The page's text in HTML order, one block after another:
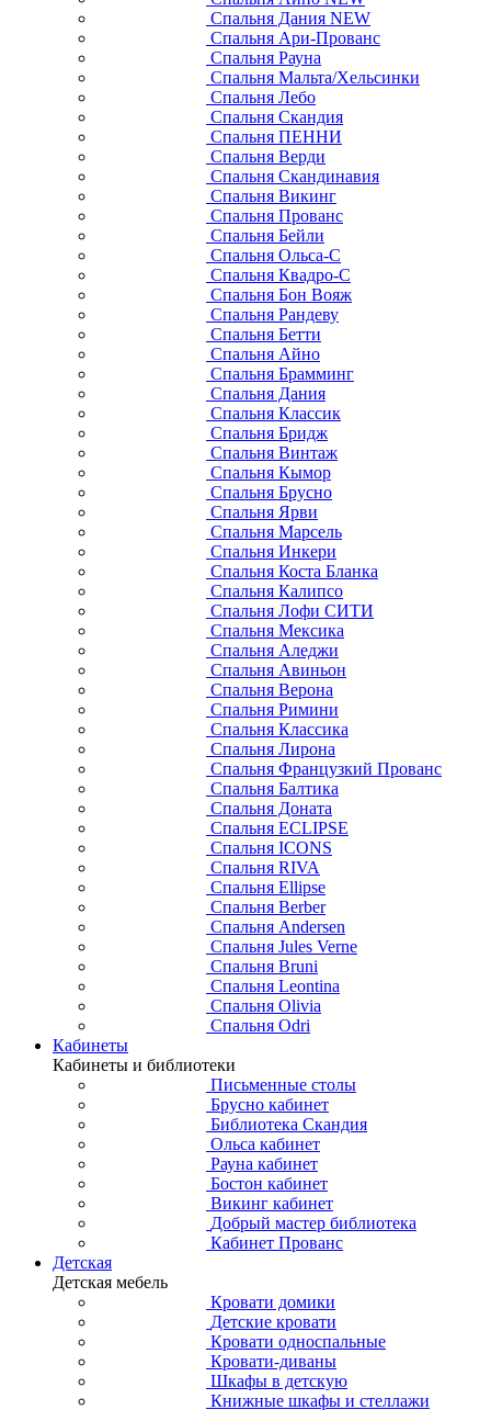
Спальня Дания NEW
Спальня Ари-Прованс
Спальня Рауна
Спальня Мальта/Хельсинки
Спальня Лебо
Спальня Скандия
Спальня ПЕННИ
Спальня Верди
Спальня Скандинавия
Спальня Викинг
Спальня Прованс
Спальня Бейли
Спальня Ольса-С
Спальня Квадро-С
Спальня Бон Вояж
Спальня Рандеву
Спальня Бетти
Спальня Айно
Спальня Брамминг
Спальня Дания
Спальня Классик
Спальня Бридж
Спальня Винтаж
Спальня Кымор
Спальня Брусно
Спальня Ярви
Спальня Марсель
Спальня Инкери
Спальня Коста Бланка
Спальня Калипсо
Спальня Лофи СИТИ
Спальня Мексика
Спальня Аледжи
Спальня Авиньон
Спальня Верона
Спальня Римини
Спальня Классика
Спальня Лирона
Спальня Французкий Прованс
Спальня Балтика
Спальня Доната
Спальня ECLIPSE
Спальня ICONS
Спальня RIVA
Спальня Ellipse
Спальня Berber
Спальня Andersen
Спальня Jules Verne
Спальня Bruni
Спальня Leontina
Спальня Olivia
Спальня Odri
Кабинеты
Кабинеты и библиотеки
Письменные столы
Брусно кабинет
Библиотека Скандия
Ольса кабинет
Рауна кабинет
Бостон кабинет
Викинг кабинет
Добрый мастер библиотека
Кабинет Прованс
Детская
Детская мебель
Кровати домики
Детские кровати
Кровати односпальные
Кровати-диваны
Шкафы в детскую
Книжные шкафы и стеллажи